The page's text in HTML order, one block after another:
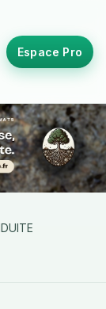
Espace Pro